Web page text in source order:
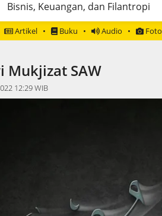
Bisnis, Keuangan, dan Filantropi
Artikel Buku Audio Foto
Mukjizat SAW
12:29 WIB